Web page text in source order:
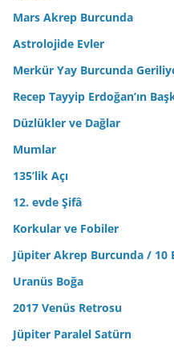
Mars Akrep Burcunda
Astrolojide Evler
Merkür Yay Burcunda
Recep Tayyip Erdoğan’ın
Düzlükler ve Dağlar
Mumlar
135’lik Açı
12. evde Şifâ
Korkular ve Fobiler
Jüpiter Akrep Burcunda / 10
Uranüs Boğa
2017 Venüs Retrosu
Jüpiter Paralel Satürn